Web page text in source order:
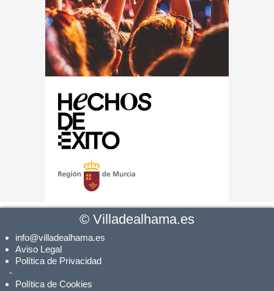
© Villadealhama.es
info@villadealhama.es
Aviso Legal
Política de Privacidad
-
Política de Cookies